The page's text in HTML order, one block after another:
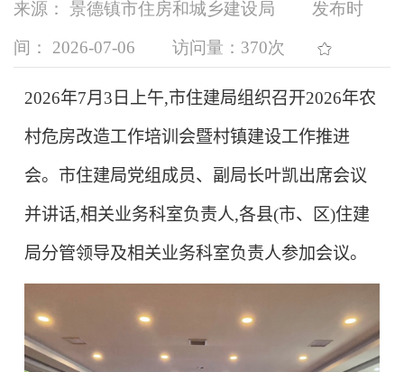
来源： 景德镇市住房和城乡建设局 发布时
间： 2026-07-06 访问量： 370次
2026年7月 3 日上午,市住建局组织召开2026年农
村危房改造工作培训会暨村镇建设工作推进
会。市住建局党组成员、副局长叶凯出席会议
并讲话,相关业务科室负责人,各县(市、区)住建
局分管领导及相关业务科室负责人参加会议。